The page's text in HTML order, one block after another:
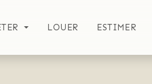
LOUER ESTIMER